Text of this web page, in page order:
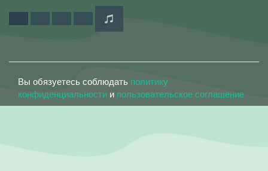
Вы обязуетесь соблюдать политику
конфиденциальности и пользовательское соглашение